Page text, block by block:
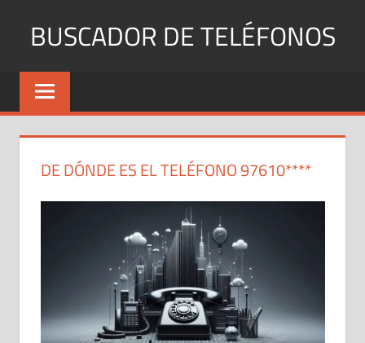
BUSCADOR DE TELÉFONOS
Identifica
Números
y
DE DÓNDE ES EL TELÉFONO 97610****